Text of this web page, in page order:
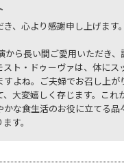
、心より感謝申し上げます。
から長い間ご愛用いただき、
スト・ドゥーヴァは、体にス
すよね。ご夫婦でお召し上が
、大変嬉しく存じます。これ
かな食生活のお役に立てる品
す。